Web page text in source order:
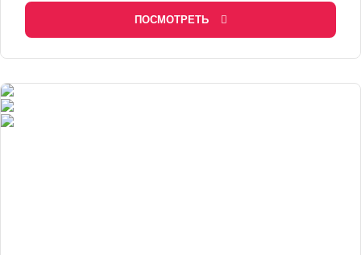
ПОСМОТРЕТЬ